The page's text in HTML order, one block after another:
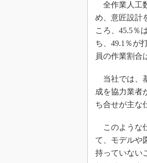
全作業人工
め、意匠設計
ころ、45.5％
ち、49.1％が
員の作業割合
当社では、
成を協力業者
ち合せが主な
このような
て、モデルや
持っていない